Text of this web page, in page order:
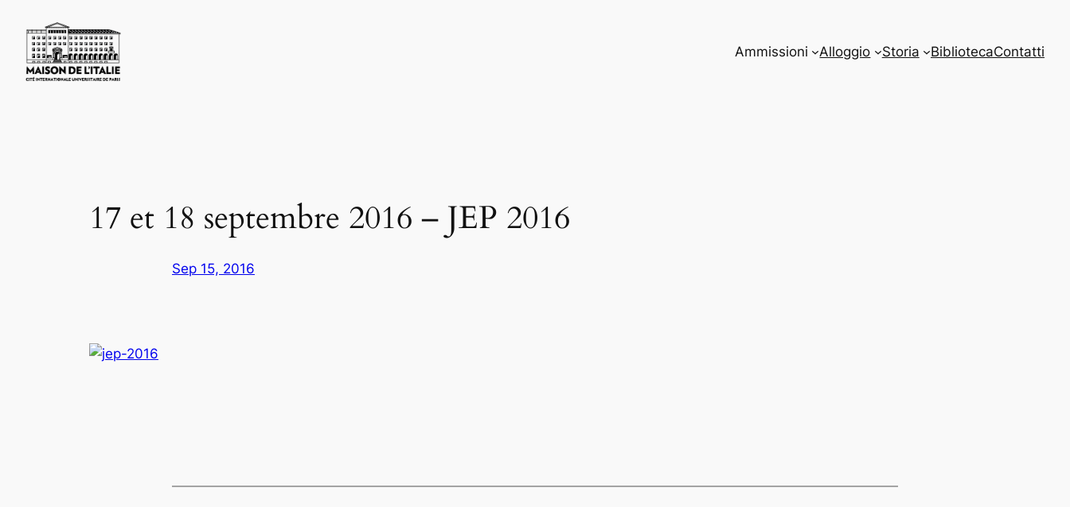
content
Ammissioni Alloggio Storia BibliotecaContatti
17 et 18 septembre 2016 – JEP 2016
Sep 15, 2016